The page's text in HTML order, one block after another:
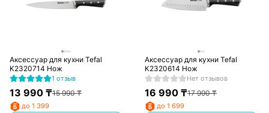
Аксессуар для кухни Tefal
K2320714 Нож
1 отзыв
13 990₸15 990₸
до 1 399
Аксессуар для кухни Tefal
K2320614 Нож
Нет отзывов
16 990 ₸17 990₸
до 1 699